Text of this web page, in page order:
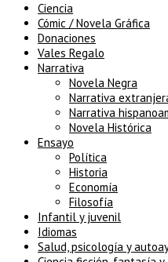
Ciencia
Cómic / Novela Gráfica
Donaciones
Vales Regalo
Narrativa
Novela Negra
Narrativa
Narrativa
Novela Histórica
Ensayo
Política
Historia
Economía
Filosofía
Infantil y juvenil
Idiomas
Salud, psicología y